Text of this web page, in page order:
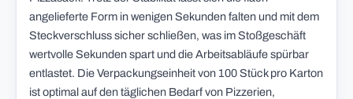
angelieferte Form in wenigen Sekunden falten und mit dem
Steckverschluss sicher schließen, was im Stoßgeschäft
wertvolle Sekunden spart und die Arbeitsabläufe spürbar
entlastet. Die Verpackungseinheit von 100 Stück pro Karton
ist optimal auf den täglichen Bedarf von Pizzerien,